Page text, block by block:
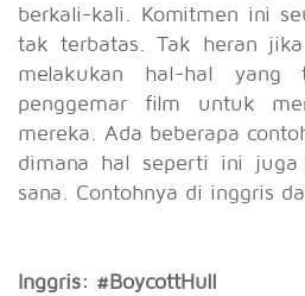
berkali-kali. Komitmen ini
tak terbatas. Tak heran
melakukan hal-hal yang
penggemar film untuk
mereka. Ada beberapa
dimana hal seperti ini
sana. Contohnya di inggris
Inggris: #BoycottHull